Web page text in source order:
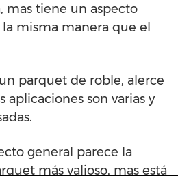
mas tiene un aspecto
misma manera que el
parquet de roble, alerce
aplicaciones son varias y
general parece la
más valioso, mas está